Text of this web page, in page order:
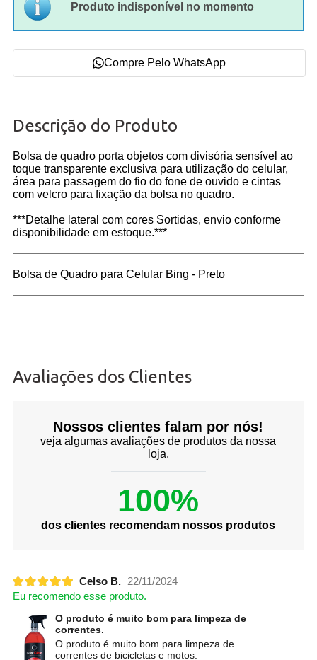
Produto indisponível no momento
Compre Pelo WhatsApp
Descrição do Produto
Bolsa de quadro porta objetos com divisória sensível ao
toque transparente exclusiva para utilização do celular,
rea para passagem do fio do fone de ouvido e cintas
com velcro para fixação da bolsa no quadro.
***Detalhe lateral com cores Sortidas, envio conforme
disponibilidade em estoque.***
Bolsa de Quadro para Celular Bing - Preto
Avaliações dos Clientes
Nossos clientes falam por nós!
veja algumas avaliações de produtos da nossa
loja.
100%
dos clientes recomendam nossos produtos
Celso B.
22/11/2024
Eu recomendo esse produto.
O produto é muito bom para limpeza de
correntes.
O produto é muito bom para limpeza de
correntes de bicicletas e motos.